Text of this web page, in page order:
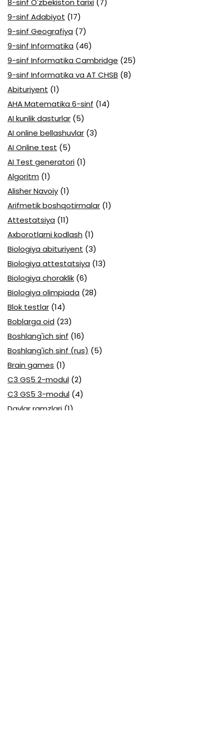
9-sinf Adabiyot (17)
9-sinf Geografiya (7)
9-sinf Informatika (46)
9-sinf Informatika Cambridge (25)
9-sinf Informatika va AT CHSB (8)
Abituriyent (1)
AHA Matematika 6-sinf (14)
AI kunlik dasturlar (5)
AI online bellashuvlar (3)
AI Online test (5)
AI Test generatori (1)
Algoritm (1)
Alisher Navoiy (1)
Arifmetik boshqotirmalar (1)
Attestatsiya (11)
Axborotlarni kodlash (1)
Biologiya abituriyent (3)
Biologiya attestatsiya (13)
Biologiya choraklik (6)
Biologiya olimpiada (28)
Blok testlar (14)
Boblarga oid (23)
Boshlang'ich sinf (16)
Boshlang'ich sinf (rus) (5)
Brain games (1)
C3 GS5 2-modul (2)
C3 GS5 3-modul (4)
Davlar ramzlari (1)